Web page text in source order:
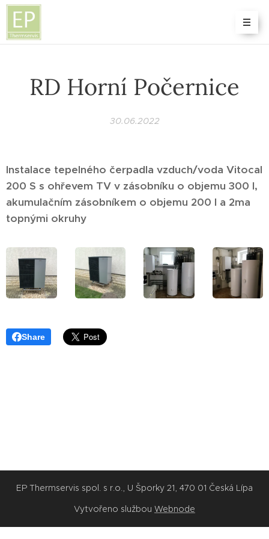
RD Horní Počernice
30.06.2022
Instalace tepelného čerpadla vzduch/voda Vitocal
200 S s ohřevem TV v zásobníku o objemu 300 l,
akumulačním zásobníkem o objemu 200 l a 2ma
topnými okruhy
Share
EP Thermservis spol. s r.o., U Šporky 21, 470 01 Česká Lípa
Vytvořeno službou Webnode